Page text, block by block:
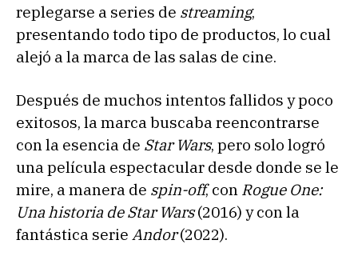
replegarse a series de streaming,
presentando todo tipo de productos, lo cual
alejó a la marca de las salas de cine.
Después de muchos intentos fallidos y poco
exitosos, la marca buscaba reencontrarse
con la esencia de Star Wars, pero solo logró
una película espectacular desde donde se le
mire, a manera de spin-off, con Rogue One:
Una historia de Star Wars(2016) y con la
fantástica serie Andor(2022).